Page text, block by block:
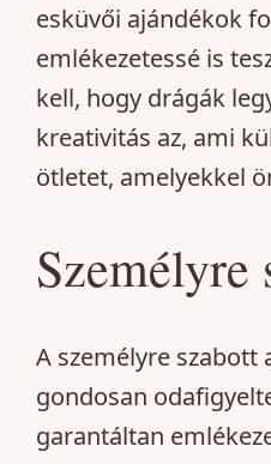
esküvői ajándékok
emlékezetessé is
kell, hogy drágák
kreativitás az, ami
ötletet, amelyekkel
Személyre
A személyre
gondosan
garantáltan